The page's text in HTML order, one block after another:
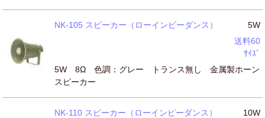
NK-105 スピーカー（ローインピーダンス）
5W
送料60
ｻｲｽﾞ
5W 8Ω 色調：グレー トランス無し 金属製ホーン
スピーカー
NK-110 スピーカー（ローインピーダンス） 10W